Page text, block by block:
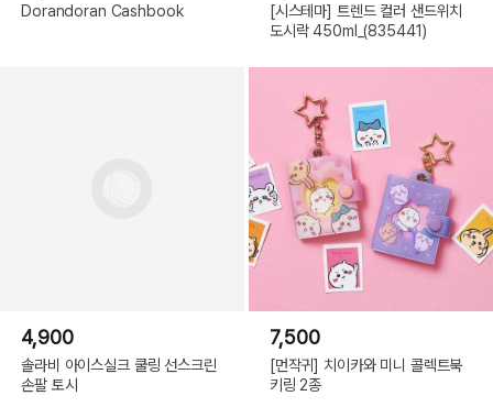
Dorandoran Cashbook
[시스테마] 트렌드 컬러 샌드위치
도시락 450ml_(835441)
4,900
솔라비 아이스실크 쿨링 선스크린
손팔 토시
7,500
[먼작귀] 치이카와 미니 콜렉트북
키링 2종